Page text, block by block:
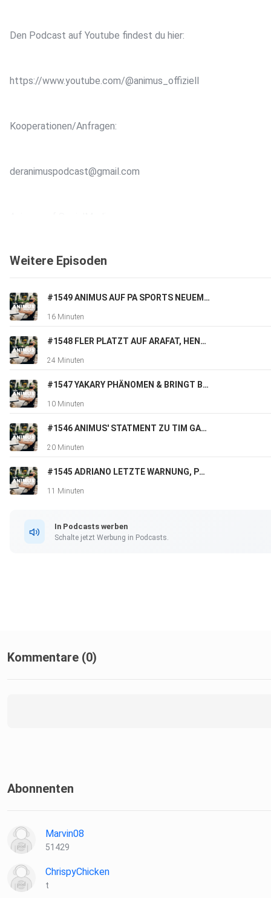
Den Podcast auf Youtube findest du hier:
https://www.youtube.com/@animus_offiziell
Kooperationen/Anfragen:
deranimuspodcast@gmail.com
Instagram
https://www.instagram.com/animus
Hosted on Acast. See acast.com/privacy for more information.
Weitere Episoden
#1549 ANIMUS AUF PA SPORTS NEUEM ALBUM, LUCIANO & THIZZY BEATS, BLUMENGARTEN FEAT SKEPTA UVM. FAN FRAGEN
16 Minuten
#1548 FLER PLATZT AUF ARAFAT, HENGZT UND LEGT SICH MIT ALLEN AN
24 Minuten
#1547 YAKARY PHÄNOMEN & BRINGT BEEF HEUTE NOCH ERFOLG? UVM.
10 Minuten
#1546 ANIMUS' STATMENT ZU TIM GABEL & MANUELLSEN PODCAST
20 Minuten
#1545 ADRIANO LETZTE WARNUNG, POLITISCHER RAP DAMALS VS HEUTE, AUTOMATIKK UVM.
11 Minuten
In Podcasts werben
Schalte jetzt Werbung in Podcasts.
Kommentare (0)
Abonnenten
Marvin08
51429
ChrispyChicken
t